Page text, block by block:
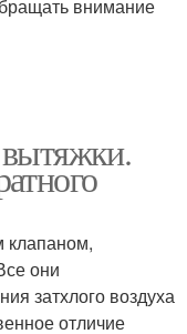
внимание
клапаном,
они
затхлого воздуха
отличие